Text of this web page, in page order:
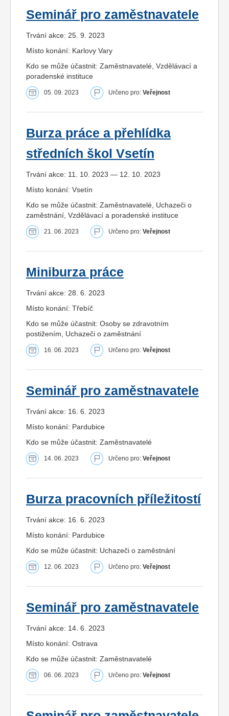
Seminář pro zaměstnavatele
Trvání akce: 25. 9. 2023
Místo konání: Karlovy Vary
Kdo se může účastnit: Zaměstnavatelé, Vzdělávací a
poradenské instituce
05. 09. 2023 Určeno pro: Veřejnost
Burza práce a přehlídka
středních škol Vsetín
Trvání akce: 11. 10. 2023 — 12. 10. 2023
Místo konání: Vsetín
Kdo se může účastnit: Zaměstnavatelé, Uchazeči o
zaměstnání, Vzdělávací a poradenské instituce
21. 06. 2023 Určeno pro: Veřejnost
Miniburza práce
Trvání akce: 28. 6. 2023
Místo konání: Třebíč
Kdo se může účastnit: Osoby se zdravotním
postižením, Uchazeči o zaměstnání
16. 06. 2023 Určeno pro: Veřejnost
Seminář pro zaměstnavatele
Trvání akce: 16. 6. 2023
Místo konání: Pardubice
Kdo se může účastnit: Zaměstnavatelé
14. 06. 2023 Určeno pro: Veřejnost
Burza pracovních příležitostí
Trvání akce: 16. 6. 2023
Místo konání: Pardubice
Kdo se může účastnit: Uchazeči o zaměstnání
12. 06. 2023 Určeno pro: Veřejnost
Seminář pro zaměstnavatele
Trvání akce: 14. 6. 2023
Místo konání: Ostrava
Kdo se může účastnit: Zaměstnavatelé
06. 06. 2023 Určeno pro: Veřejnost